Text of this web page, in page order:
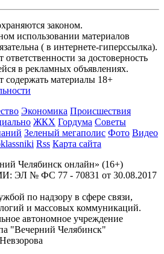
законом.
использовании материалов
( в интернете-гиперссылка).
за достоверность
в рекламных объявлениях.
содержать материалы 18+
Экономика Происшествия
ЖКХ Гордума Советы
Зеленый мегаполис Фото Видео
Rss Карта сайта
Челябинск онлайн» (16+)
ЭЛ № ФС 77 - 70831 от 30.08.2017
по надзору в сфере связи,
и массовых коммуникаций.
автономное учреждение
"Вечерний Челябинск"